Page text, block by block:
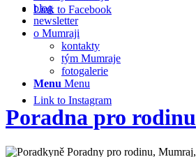
Link to Facebook
Link to Instagram
blog
newsletter
o Mumraji
kontakty
tým Mumraje
fotogalerie
Menu Menu
Poradna pro rodinu